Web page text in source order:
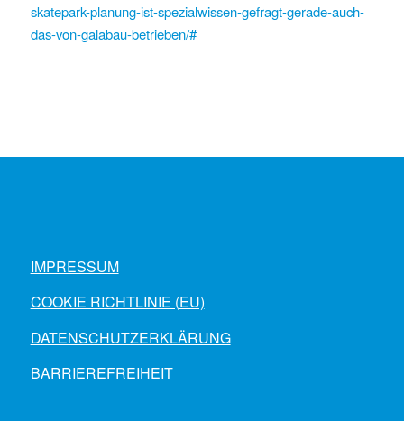
skatepark-planung-ist-spezialwissen-gefragt-gerade-auch-
das-von-galabau-betrieben/#
IMPRESSUM
COOKIE RICHTLINIE (EU)
DATENSCHUTZERKLÄRUNG
BARRIEREFREIHEIT